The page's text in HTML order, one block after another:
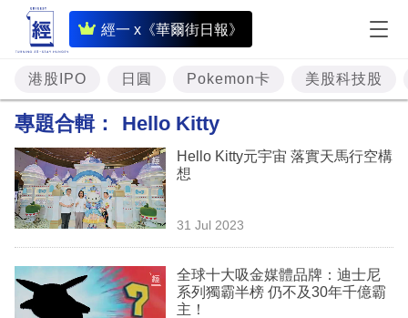
經一 x《華爾街日報》
即
時
財
經
題
投
資
樓
市
港股IPO 日圓 Pokemon卡 美股科技股
專題合輯： Hello Kitty
Hello Kitty元宇宙 落實天馬行空構
想
31 Jul 2023
全球十大吸金媒體品牌：迪士尼
系列獨霸半榜 仍不及30年千億霸
主！